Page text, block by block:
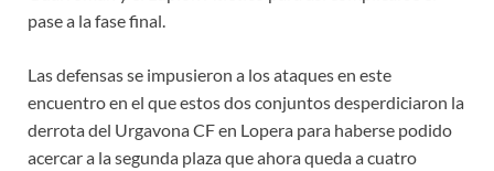
pase a la fase final.
Las defensas se impusieron a los ataques en este
encuentro en el que estos dos conjuntos desperdiciaron la
derrota del Urgavona CF en Lopera para haberse podido
acercar a la segunda plaza que ahora queda a cuatro